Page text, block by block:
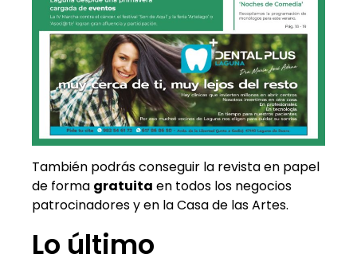
También podrás conseguir la revista en papel
de forma gratuita en todos los negocios
patrocinadores y en la Casa de las Artes.
Lo último